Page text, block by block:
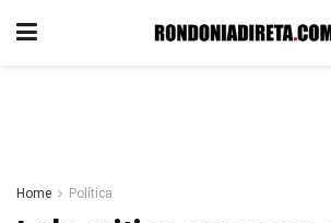
Home Política